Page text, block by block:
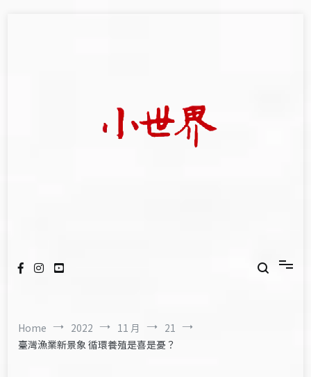
Home 2022 11 月
21
臺灣漁業新景象 循環養殖是喜是憂？